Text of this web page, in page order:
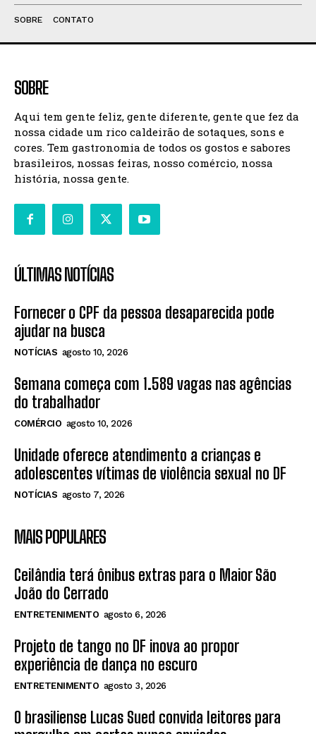
SOBRE CONTATO
SOBRE
Aqui tem gente feliz, gente diferente, gente que fez da
nossa cidade um rico caldeirão de sotaques, sons e
cores. Tem gastronomia de todos os gostos e sabores
brasileiros, nossas feiras, nosso comércio, nossa
história, nossa gente.
ÚLTIMAS NOTÍCIAS
Fornecer o CPF da pessoa desaparecida pode
ajudar na busca
NOTÍCIAS agosto 10, 2026
Semana começa com 1.589 vagas nas agências
do trabalhador
COMÉRCIO agosto 10, 2026
Unidade oferece atendimento a crianças e
adolescentes vítimas de violência sexual no DF
NOTÍCIAS agosto 7, 2026
MAIS POPULARES
Ceilândia terá ônibus extras para o Maior São
João do Cerrado
ENTRETENIMENTO agosto 6, 2026
Projeto de tango no DF inova ao propor
experiência de dança no escuro
ENTRETENIMENTO agosto 3, 2026
O brasiliense Lucas Sued convida leitores para